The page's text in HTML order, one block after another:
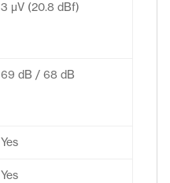
3 µV (20.8 dBf)
69 dB / 68 dB
Yes
Yes